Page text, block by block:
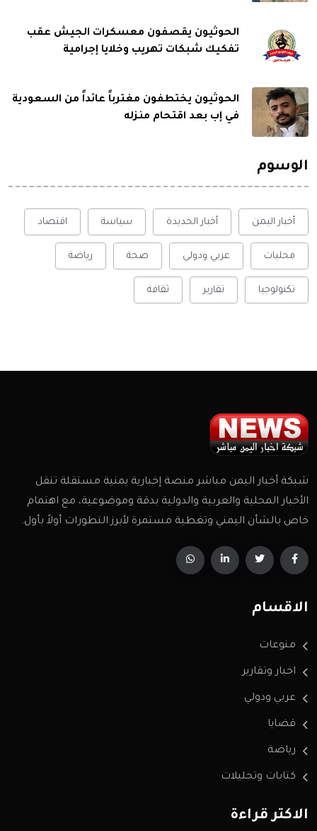
الحوثيون يقصفون معسكرات الجيش عقب
تفكيك شبكات تهريب وخلايا إجرامية
الحوثيون يختطفون مغترباً عائداً من السعودية
في إب بعد اقتحام منزله
الوسوم
أخبار اليمن أخبار الحديدة سياسة اقتصاد
محليات عربي ودولي صحة رياضة
تكنولوجيا تقارير ثقافة
شبكة أخبار اليمن مباشر منصة إخبارية يمنية مستقلة تنقل
الأخبار المحلية والعربية والدولية بدقة وموضوعية، مع اهتمام
خاص بالشأن اليمني وتغطية مستمرة لأبرز التطورات أولاً بأول.
الاقسام
منوعات
اخبار وتقارير
عربي ودولي
قضايا
رياضة
كتابات وتحليلات
الاكثر قراءة